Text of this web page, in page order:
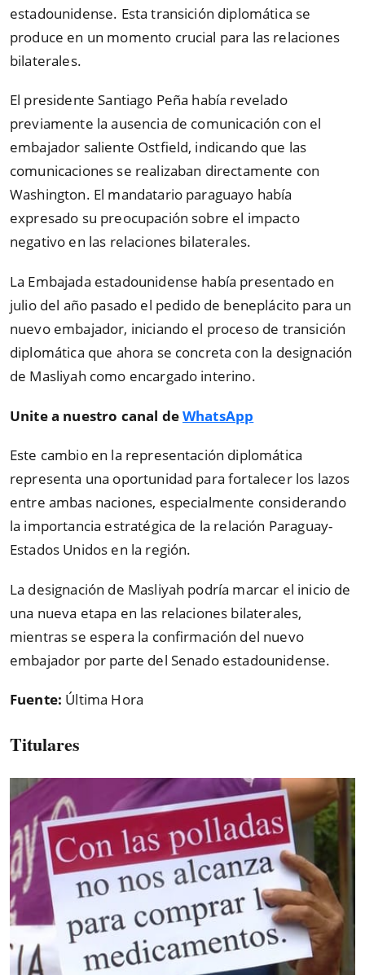
estadounidense. Esta transición diplomática se
produce en un momento crucial para las relaciones
bilaterales.
El presidente Santiago Peña había revelado
previamente la ausencia de comunicación con el
embajador saliente Ostfield, indicando que las
comunicaciones se realizaban directamente con
Washington. El mandatario paraguayo había
expresado su preocupación sobre el impacto
negativo en las relaciones bilaterales.
La Embajada estadounidense había presentado en
julio del año pasado el pedido de beneplácito para un
nuevo embajador, iniciando el proceso de transición
diplomática que ahora se concreta con la designación
de Masliyah como encargado interino.
Unite a nuestro canal deWhatsApp
Este cambio en la representación diplomática
representa una oportunidad para fortalecer los lazos
entre ambas naciones, especialmente considerando
la importancia estratégica de la relación Paraguay-
Estados Unidos en la región.
La designación de Masliyah podría marcar el inicio de
una nueva etapa en las relaciones bilaterales,
mientras se espera la confirmación del nuevo
embajador por parte del Senado estadounidense.
Fuente: Última Hora
Titulares